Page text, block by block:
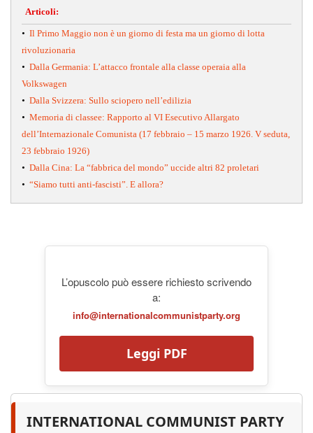
Articoli:
• Il Primo Maggio non è un giorno di festa ma un giorno di lotta
rivoluzionaria
• Dalla Germania: L’attacco frontale alla classe operaia alla
Volkswagen
• Dalla Svizzera: Sullo sciopero nell’edilizia
• Memoria di classee: Rapporto al VI Esecutivo Allargato
dell’Internazionale Comunista (17 febbraio – 15 marzo 1926. V seduta,
23 febbraio 1926)
• Dalla Cina: La “fabbrica del mondo” uccide altri 82 proletari
• “Siamo tutti anti-fascisti”. E allora?
L’opuscolo può essere richiesto scrivendo
a:
info@internationalcommunistparty.org
Leggi PDF
INTERNATIONAL COMMUNIST PARTY